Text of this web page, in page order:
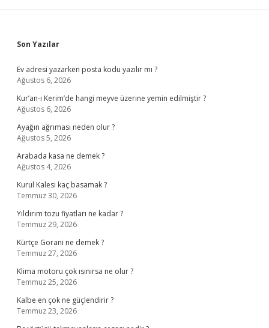
Sidebar
Son Yazılar
Ev adresi yazarken posta kodu yazılır mı ?
Ağustos 6, 2026
Kur’an-ı Kerim’de hangi meyve üzerine yemin edilmiştir ?
Ağustos 6, 2026
Ayağın ağrıması neden olur ?
Ağustos 5, 2026
Arabada kasa ne demek ?
Ağustos 4, 2026
Kurul Kalesi kaç basamak ?
Temmuz 30, 2026
Yıldırım tozu fiyatları ne kadar ?
Temmuz 29, 2026
Kürtçe Gorani ne demek ?
Temmuz 27, 2026
Klima motoru çok ısınırsa ne olur ?
Temmuz 25, 2026
Kalbe en çok ne güçlendirir ?
Temmuz 23, 2026